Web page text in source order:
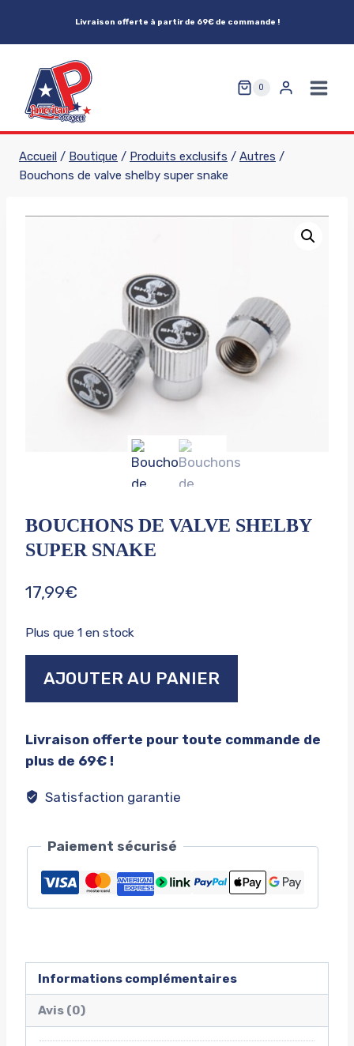
Livraison offerte à partir de 69€ de commande !
0
Accueil / Boutique / Produits exclusifs / Autres /
Bouchons de valve shelby super snake
BOUCHONS DE VALVE SHELBY
SUPER SNAKE
17,99€
Plus que 1 en stock
Bouchons
shelby
super
AJOUTER AU PANIER
Livraison offerte pour toute commande de
plus de 69€ !
Satisfaction garantie
Paiement sécurisé
Informations complémentaires
Avis (0)